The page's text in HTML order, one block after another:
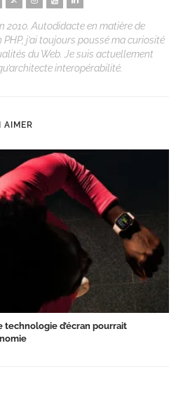
2010. Autodidacte en matière de
j’ai toujours poussé ma curiosité
du Web. Je suis actuellement
interopérabilité.
AIMER
d’écran pourrait